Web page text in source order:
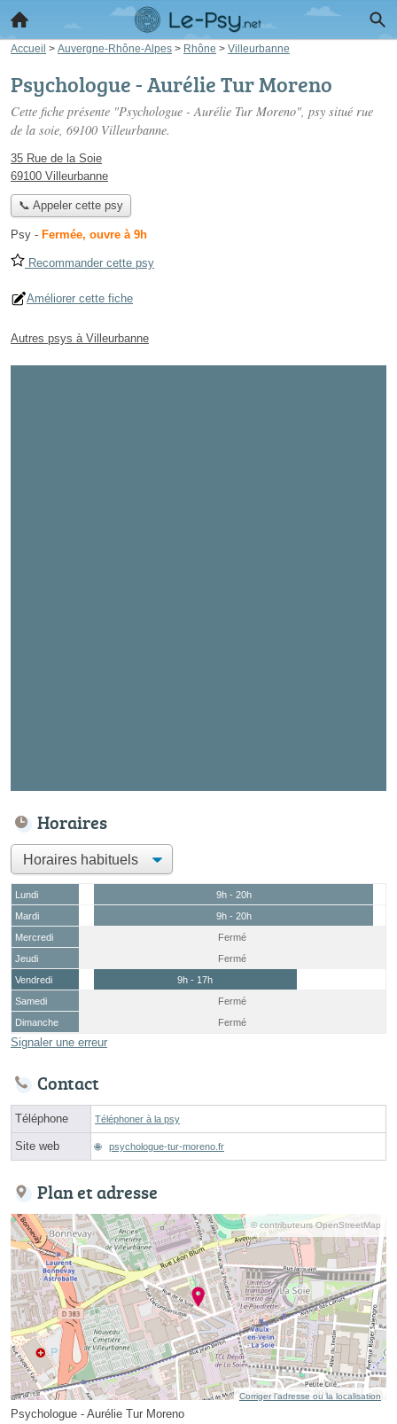
Accueil > Auvergne-Rhône-Alpes > Rhône > Villeurbanne
Psychologue - Aurélie Tur Moreno
Cette fiche présente "Psychologue - Aurélie Tur Moreno", psy situé rue
de la soie, 69100 Villeurbanne.
35 Rue de la Soie
69100 Villeurbanne
📞 Appeler cette psy
Psy - Fermée, ouvre à 9h
Recommander cette psy
Améliorer cette fiche
Autres psys à Villeurbanne
Horaires
Lundi
9h - 20h
Mardi
9h - 20h
Mercredi
Fermé
Jeudi
Fermé
Vendredi
9h - 17h
Samedi
Fermé
Dimanche
Fermé
Signaler une erreur
Contact
Téléphone Téléphoner à la psy
Site web psychologue-tur-moreno.fr
Plan et adresse
© contributeurs OpenStreetMap
Corriger l’adresse ou la localisation
Psychologue - Aurélie Tur Moreno